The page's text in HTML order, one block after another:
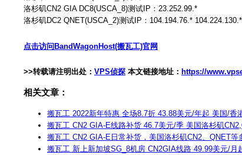
洛杉矶CN2 GIA DC8(USCA_8)测试IP：23.252.99.*
洛杉矶DC2 QNET(USCA_2)测试IP：104.194.76.* 104.224.130.*
点击访问BandWagonHost(搬瓦工)官网
>>转载请注明出处： VPS侦探 本文链接地址： https://
相关文章：
搬瓦工 2022新年特惠 全场8.7折 43.88美元/年起 美国/香
搬瓦工 CN2 GIA-E线路补货 46.7美元/季 美国洛杉矶
搬瓦工 CN2 GIA-E日常补货，美国洛杉矶CN2、QNET等
搬瓦工 新上新加坡SG_8机房 CN2GIA线路 49.99美元/月